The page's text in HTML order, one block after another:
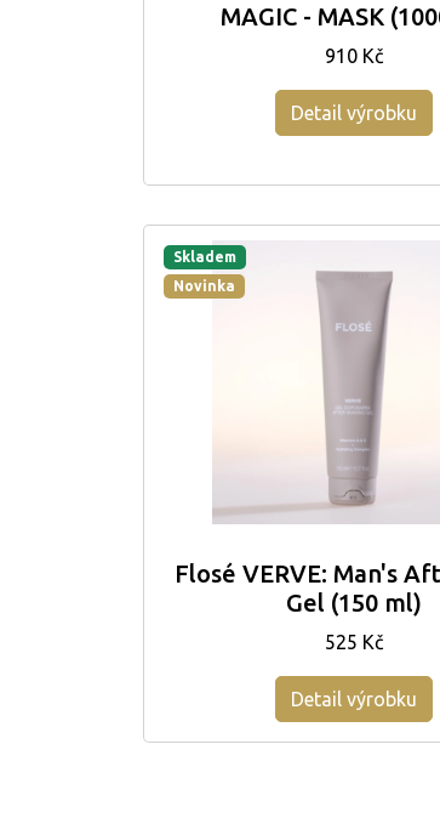
MAGIC - MASK
910 Kč
Detail výrobku
Skladem
Novinka
Flosé VERVE: Man's
Gel (150 ml)
525 Kč
Detail výrobku